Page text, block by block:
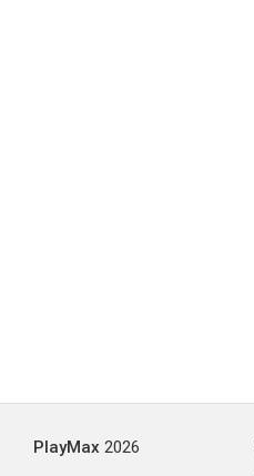
PlayMax 2026